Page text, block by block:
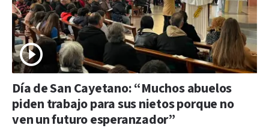
Día de San Cayetano: “Muchos abuelos
piden trabajo para sus nietos porque no
ven un futuro esperanzador”